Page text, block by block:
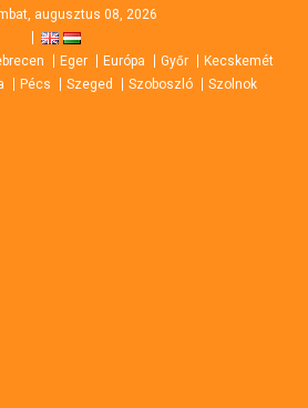
augusztus 08, 2026
Eger Európa Győr
Kecskemét
Pécs Szeged Szoboszló Szolnok